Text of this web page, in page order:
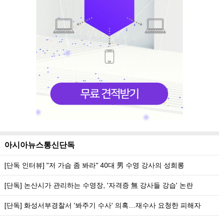
아시아뉴스통신단독
[단독 인터뷰] "저 가슴 좀 봐라" 40대 男 수영 강사의 성희롱
[단독] 논산시가 관리하는 수영장, '자격증 無 강사들 강습' 논란
[단독] 화성서부경찰서 '봐주기 수사' 의혹…재수사 요청한 피해자